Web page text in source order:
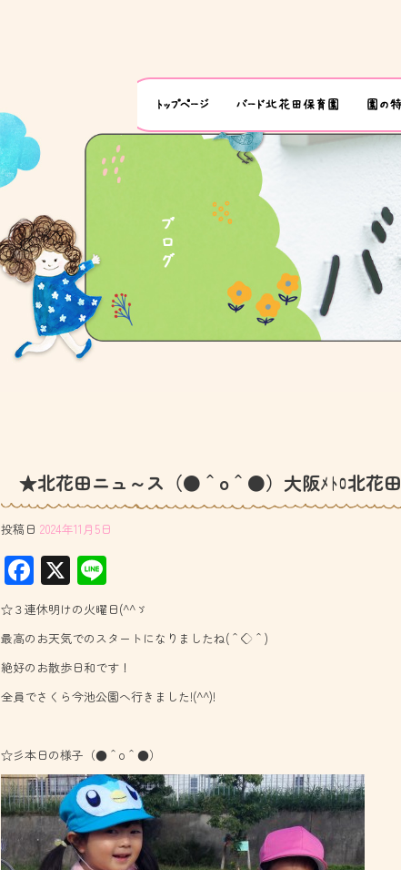
★北花田ニュ～ス（●＾o＾●）大阪ﾒﾄﾛ北花田
投稿日 2024年11月5日
F
ac
e
b
o
ok
X
ne
☆３連休明けの火曜日(^^ゞ
最高のお天気でのスタートになりましたね(＾◇＾)
絶好のお散歩日和です！
全員でさくら今池公園へ行きました!(^^)!
☆彡本日の様子（●＾o＾●）